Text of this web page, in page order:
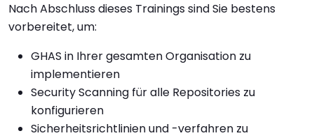
Nach Abschluss dieses Trainings sind Sie bestens
vorbereitet, um:
GHAS in Ihrer gesamten Organisation zu
implementieren
Security Scanning für alle Repositories zu
konfigurieren
Sicherheitsrichtlinien und -verfahren zu